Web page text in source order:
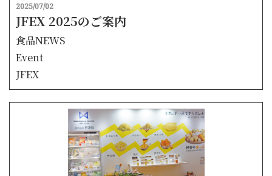
2025/07/02
JFEX 2025のご案内
食品NEWS
Event
JFEX